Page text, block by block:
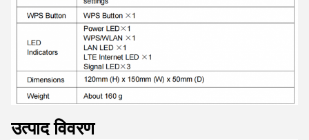
उत्पाद विवरण